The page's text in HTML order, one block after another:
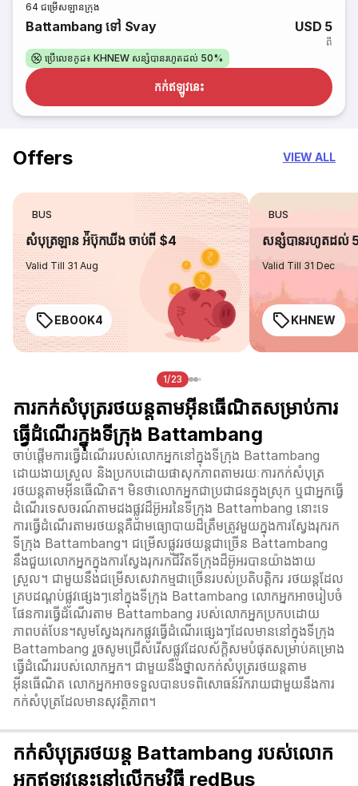
64 ជម្រើសឡានក្រុង
Battambang ទៅ Svay USD 5
ពី
ប្រើលេខកូដ៖ KHNEW សន្សំបានរហូតដល់ 50%
កក់​ឥឡូវនេះ
Offers VIEW ALL
BUS
សំបុត្រឡាន អ៉ីប៊ុកឃីង ចាប់ពី $4
Valid Till 31 Aug
EBOOK4
BUS
សន្សំបានរហូតដល់
Valid Till 31 Dec
KHNEW
1/23
ការកក់សំបុត្ររថយន្តតាមអ៊ីនធើណិតសម្រាប់ការ
ធ្វើដំណើរក្នុងទីក្រុង Battambang
ចាប់ផ្តើមការធ្វើដំណើររបស់លោកអ្នកនៅក្នុងទីក្រុង Battambang
ដោយងាយស្រួល និងប្រកបដោយផាសុកភាពតាមរយៈការកក់សំបុត្រ
រថយន្តតាមអ៊ីនធើណិត។ មិនថាលោកអ្នកជាប្រជាជនក្នុងស្រុក ឬជាអ្នកធ្វើ
ដំណើរទេសចរណ៍តាមដងផ្លូវដ៏អ៊ូអរនៃទីក្រុង Battambang នោះទេ
ការធ្វើដំណើរតាមរថយន្តគឺជាមធ្យោបាយដ៏ត្រឹមត្រូវមួយក្នុងការស្វែងរុករក
ទីក្រុង Battambang។ ជម្រើសផ្លូវរថយន្តជាច្រើន Battambang
នឹងជួយលោកអ្នកក្នុងការស្វែងរុករកជីវិតទីក្រុងដ៏អ៊ូ​អរបានយ៉ាងងាយ
ស្រួល។ ជាមួយនឹងជម្រើសសេវាកម្មជាច្រើនរបស់ប្រតិបត្តិករ រថយន្តដែល
គ្របដណ្តប់ផ្លូវផ្សេងៗនៅក្នុងទីក្រុង Battambang លោកអ្នកអាចរៀបចំ
ផែនការធ្វើដំណើរតាម Battambang របស់លោកអ្នកប្រកបដោយ
ភាពបត់បែន។សូមស្វែងរុករកផ្លូវធ្វើដំណើរផ្សេងៗដែលមាននៅក្នុងទីក្រុង
Battambang រួចសូមជ្រើសរើសផ្លូវដែលស័ក្តិសមបំផុតសម្រាប់គម្រោង
ធ្វើដំណើររបស់លោកអ្នក។ ជាមួយនឹងថ្នាលកក់សំបុត្ររថយន្តតាម
អ៊ីនធើណិត លោកអ្នកអាចទទួលបានបទពិសោធន៍រីករាយជាមួយនឹងការ
កក់សំបុត្រដែលមានសុវត្ថិភាព។
កក់សំបុត្ររថយន្ត Battambang របស់លោក
អ្នកឥឡូវនេះនៅលើកម្មវិធី redBus